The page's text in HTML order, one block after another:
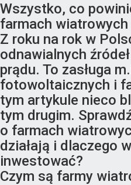
Wszystko, co
farmach wiatrowych
Z roku na rok w
odnawialnych
prądu. To zasługa
fotowoltaicznych i
tym artykule nieco
tym drugim.
o farmach
działają i dlaczego
inwestować?
Czym są farmy